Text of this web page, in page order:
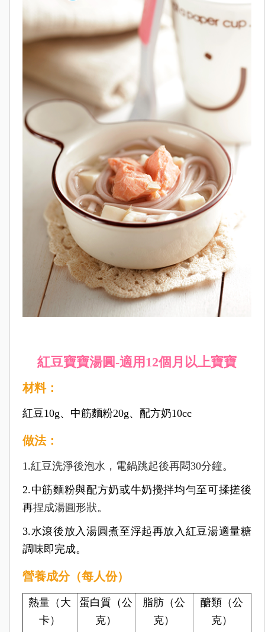
紅豆寶寶湯圓-適用12個月以上寶寶
材料：
紅豆10g、中筋麵粉20g、配方奶10cc
做法：
1.紅豆洗淨後泡水，電鍋跳起後再悶30分鐘。
2.中筋麵粉與配方奶或牛奶攪拌均勻至可揉搓後
再捏成湯圓形狀。
3.水滾後放入湯圓煮至浮起再放入紅豆湯適量糖
調味即完成。
營養成分（每人份）
熱量（大
卡）
蛋白質（公
克）
脂肪（公
克）
醣類（公
克）